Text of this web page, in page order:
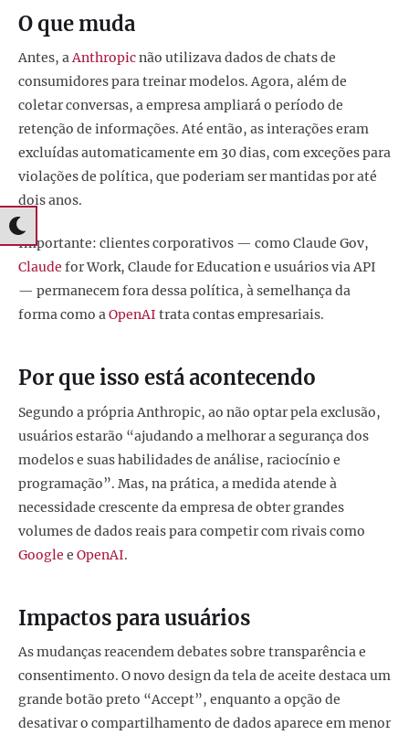
O que muda
Antes, aAnthropicnão utilizava dados de chats de
consumidores para treinar modelos. Agora, além de
coletar conversas, a empresa ampliará o período de
retenção de informações. Até então, as interações eram
excluídas automaticamente em 30 dias, com exceções para
violações de política, que poderiam ser mantidas por até
dois anos.
Importante: clientes corporativos — como Claude Gov,
Claude for Work, Claude for Education e usuários via API
— permanecem fora dessa política, à semelhança da
forma como aOpenAI trata contas empresariais.
Por que isso está acontecendo
Segundo a própria Anthropic, ao não optar pela exclusão,
usuários estarão “ajudando a melhorar a segurança dos
modelos e suas habilidades de análise, raciocínio e
programação”. Mas, na prática, a medida atende à
necessidade crescente da empresa de obter grandes
volumes de dados reais para competir com rivais como
Google e OpenAI.
Impactos para usuários
As mudanças reacendem debates sobre transparência e
consentimento. O novo design da tela de aceite destaca um
grande botão preto “Accept”, enquanto a opção de
desativar o compartilhamento de dados aparece em menor